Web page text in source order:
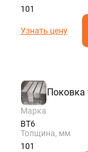
101
Узнать цену
Поковка
Марка
ВТ6
Толщина, мм
101